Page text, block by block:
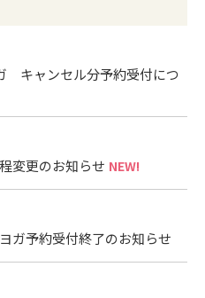
キャンセル分予約受付につ
変更のお知らせ NEW!
ガ予約受付終了のお知らせ